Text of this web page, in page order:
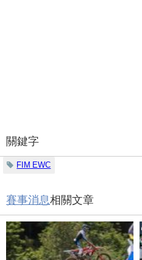
關鍵字
FIM EWC
賽事消息相關文章